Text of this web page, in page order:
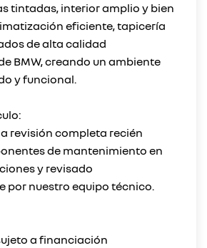
tintadas, interior amplio y bien
eficiente, tapicería
de alta calidad
BMW, creando un ambiente
y funcional.
revisión completa recién
de mantenimiento en
y revisado
por nuestro equipo técnico.
a financiación